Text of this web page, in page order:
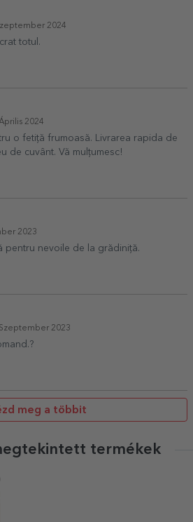
2024
totul.
2024
o fetiță frumoasă. Livrarea rapida de
de cuvânt. Vă mulțumesc!
2023
pentru nevoile de la grădiniță.
2023
meg a többit
termékek